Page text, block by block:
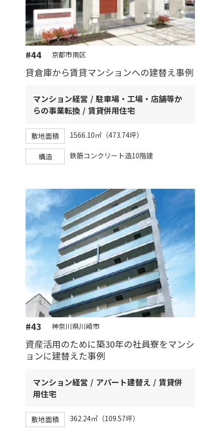
#44 京都市南区
貸倉庫から賃貸マンションへの建替え事例
マンション経営
駐車場・工場・店舗等か
らの事業転換
賃貸併用住宅
敷地面積 1566.10㎡（473.74坪）
構造 鉄筋コンクリート造10階建
#43 神奈川県川崎市
資産活用のために築30年の社員寮をマンシ
ョンに建替えた事例
マンション経営 アパート建替え
賃貸併
用住宅
敷地面積 362.24㎡（109.57坪）